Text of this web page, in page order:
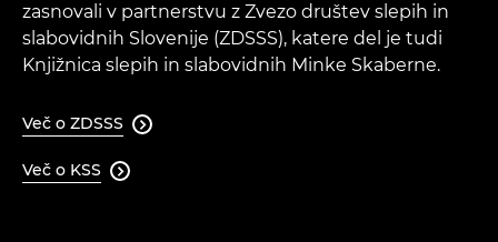
zasnovali v partnerstvu z Zvezo društev slepih in
slabovidnih Slovenije (ZDSSS), katere del je tudi
Knjižnica slepih in slabovidnih Minke Skaberne.
Več o ZDSSS 
Več o KSS 